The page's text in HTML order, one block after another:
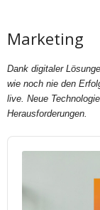
Marketing
Dank digitaler
wie noch nie den
live. Neue
Herausforderungen.
Audio
Player